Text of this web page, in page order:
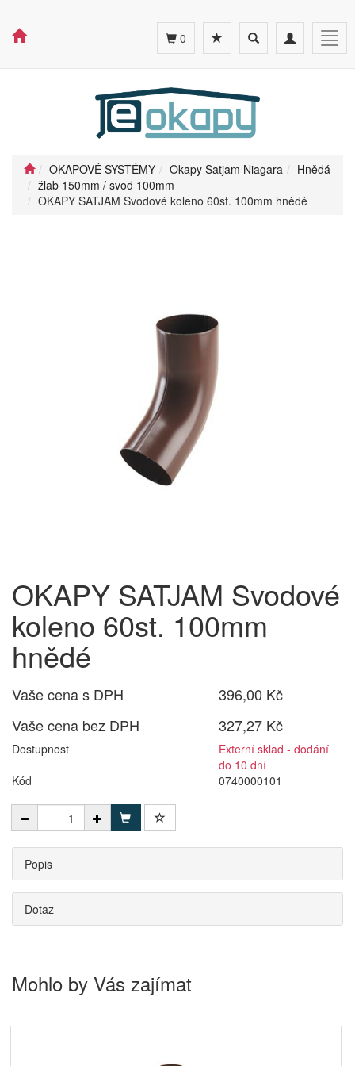
Toggle
navigation
Toggle
search
0
OKAPOVÉ SYSTÉMY Okapy Satjam Niagara
Hnědá
žlab 150mm / svod 100mm
OKAPY SATJAM Svodové koleno 60st. 100mm hnědé
OKAPY SATJAM Svodové
koleno 60st. 100mm
hnědé
Vaše cena s DPH
396,00 Kč
Vaše cena bez DPH
327,27 Kč
Dostupnost
Externí sklad - dodání
do 10 dní
Kód
0740000101
Popis
Dotaz
Mohlo by Vás zajímat